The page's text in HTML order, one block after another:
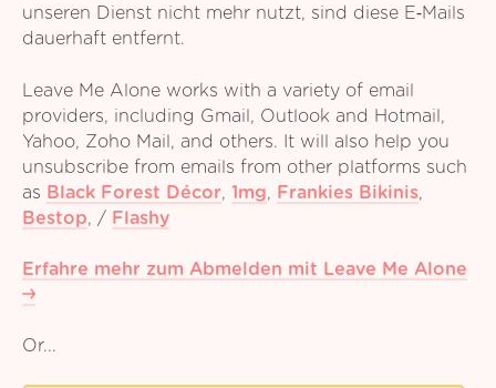
unseren Dienst nicht mehr nutzt, sind diese E‑Mails
dauerhaft entfernt.
Leave Me Alone works with a variety of email
providers, including Gmail, Outlook and Hotmail,
Yahoo, Zoho Mail, and others. It will also help you
unsubscribe from emails from other platforms such
as Black Forest Décor, 1mg, Frankies Bikinis,
Bestop, / Flashy
Erfahre mehr zum Abmelden mit Leave Me Alone
Or...